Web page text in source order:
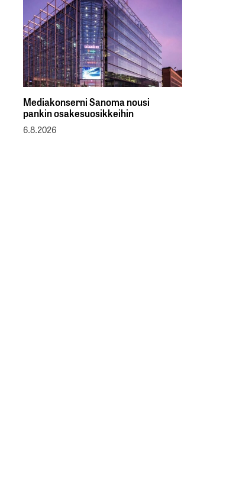
Mediakonserni Sanoma nousi
pankin osakesuosikkeihin
6.8.2026